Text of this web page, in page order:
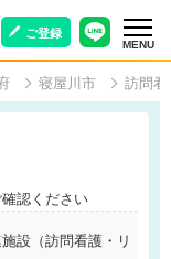
ご登録
MENU
寝屋川市 訪問看
認ください
設（訪問看護・リ